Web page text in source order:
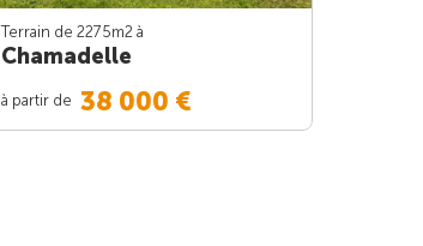
Terrain de 2275m2 à
Chamadelle
à partir de 38 000 €